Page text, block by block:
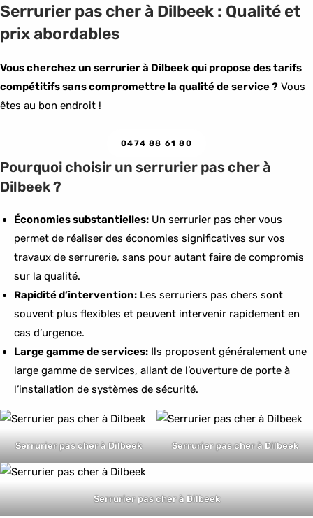
Serrurier pas cher à Dilbeek : Qualité et
prix abordables
Vous cherchez un serrurier à Dilbeek qui propose des tarifs
compétitifs sans compromettre la qualité de service ? Vous
êtes au bon endroit !
0474 88 61 80
Pourquoi choisir un serrurier pas cher à
Dilbeek ?
Économies substantielles: Un serrurier pas cher vous
permet de réaliser des économies significatives sur vos
travaux de serrurerie, sans pour autant faire de compromis
sur la qualité.
Rapidité d’intervention: Les serruriers pas chers sont
souvent plus flexibles et peuvent intervenir rapidement en
cas d’urgence.
Large gamme de services: Ils proposent généralement une
large gamme de services, allant de l’ouverture de porte à
l’installation de systèmes de sécurité.
Serrurier pas cher à Dilbeek Serrurier pas cher à Dilbeek
Serrurier pas cher à Dilbeek